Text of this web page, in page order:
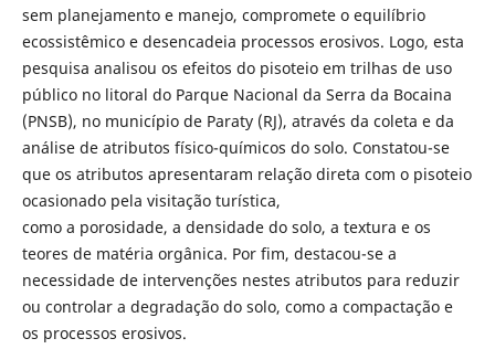
sem planejamento e manejo, compromete o equilíbrio
ecossistêmico e desencadeia processos erosivos. Logo, esta
pesquisa analisou os efeitos do pisoteio em trilhas de uso
público no litoral do Parque Nacional da Serra da Bocaina
(PNSB), no município de Paraty (RJ), através da coleta e da
análise de atributos físico-químicos do solo. Constatou-se
que os atributos apresentaram relação direta com o pisoteio
ocasionado pela visitação turística,
como a porosidade, a densidade do solo, a textura e os
teores de matéria orgânica. Por fim, destacou-se a
necessidade de intervenções nestes atributos para reduzir
ou controlar a degradação do solo, como a compactação e
os processos erosivos.